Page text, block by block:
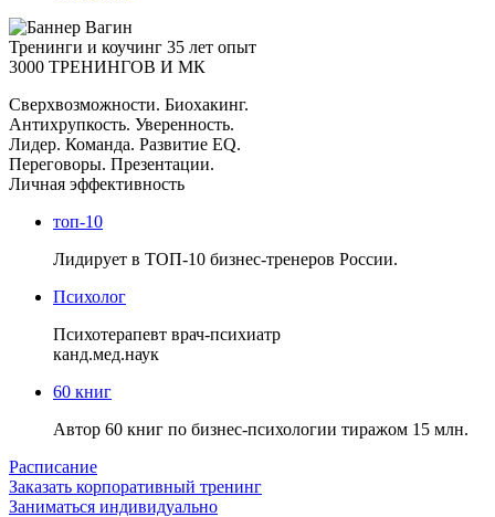
Тренинги и коучинг 35 лет опыт
3000 ТРЕНИНГОВ И МК
Сверхвозможности. Биохакинг.
Антихрупкость. Уверенность.
Лидер. Команда. Развитие EQ.
Переговоры. Презентации.
Личная эффективность
топ-10
Лидирует в ТОП-10 бизнес-тренеров России.
Психолог
Психотерапевт врач-психиатр
канд.мед.наук
60 книг
Автор 60 книг по бизнес-психологии тиражом 15 млн.
Расписание
Заказать корпоративный тренинг
Заниматься индивидуально